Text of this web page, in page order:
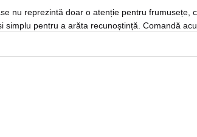
nu reprezintă doar o atenție pentru
simplu pentru a arăta recunoștință. Comandă